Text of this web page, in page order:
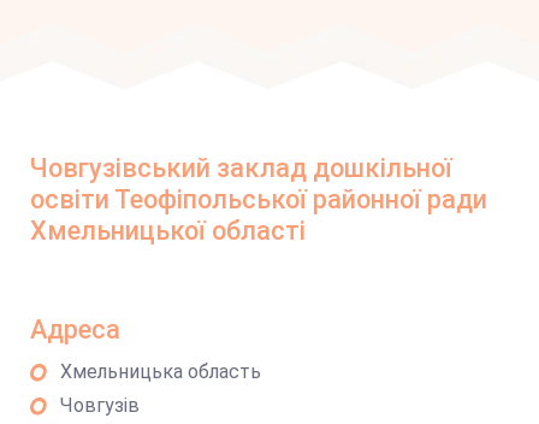
Човгузівський заклад дошкільної
освіти Теофіпольської районної ради
Хмельницької області
Адреса
Хмельницька область
Човгузів